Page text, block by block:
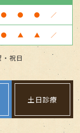
● ● ● ／
● ▲ ▲ ／
祝日
土日診療